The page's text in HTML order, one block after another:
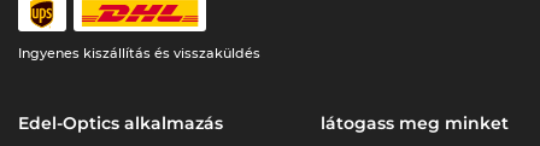
Ingyenes kiszállítás és visszaküldés
Edel-Optics alkalmazás látogass meg minket